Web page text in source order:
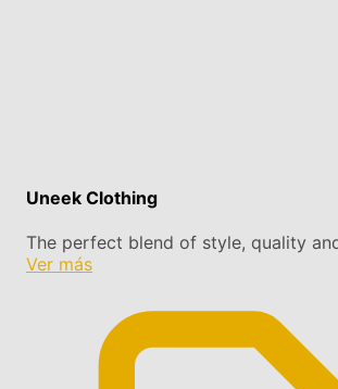
Uneek Clothing
The perfect blend of style, quality
Ver más